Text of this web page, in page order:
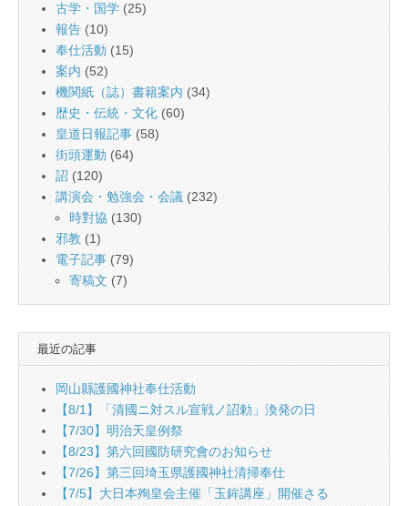
古学・国学 (25)
報告 (10)
奉仕活動 (15)
案内 (52)
機関紙（誌）書籍案内 (34)
歴史・伝統・文化 (60)
皇道日報記事 (58)
街頭運動 (64)
詔 (120)
講演会・勉強会・会議 (232)
時對協 (130)
邪教 (1)
電子記事 (79)
寄稿文 (7)
最近の記事
岡山縣護國神社奉仕活動
【8/1】「清國ニ対スル宣戦ノ詔勅」渙発の日
【7/30】明治天皇例祭
【8/23】第六回國防研究會のお知らせ
【7/26】第三回埼玉県護國神社清掃奉仕
【7/5】大日本殉皇会主催「玉鉾講座」開催さる